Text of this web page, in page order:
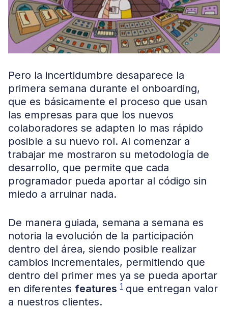
Pero la incertidumbre desaparece la
primera semana durante el onboarding,
que es básicamente el proceso que usan
las empresas para que los nuevos
colaboradores se adapten lo mas rápido
posible a su nuevo rol. Al comenzar a
trabajar me mostraron su metodología de
desarrollo, que permite que cada
programador pueda aportar al código sin
miedo a arruinar nada.
De manera guiada, semana a semana es
notoria la evolución de la participación
dentro del área, siendo posible realizar
cambios incrementales, permitiendo que
dentro del primer mes ya se pueda aportar
en diferentes features 1 que entregan valor
a nuestros clientes.